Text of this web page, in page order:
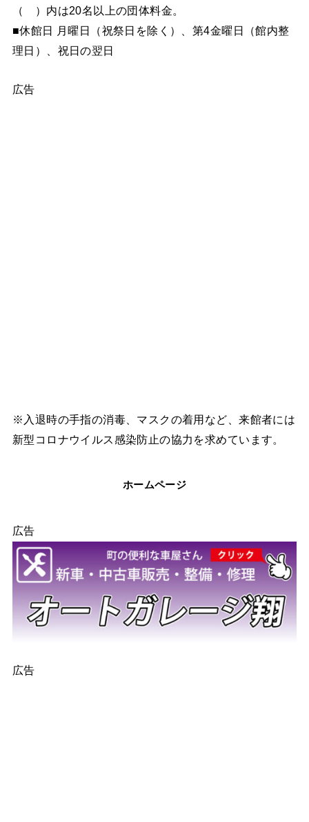
（ ）内は20名以上の団体料金。
■休館日 月曜日（祝祭日を除く）、第4金曜日（館内整
理日）、祝日の翌日
広告
※入退時の手指の消毒、マスクの着用など、来館者には
新型コロナウイルス感染防止の協力を求めています。
ホームページ
広告
広告